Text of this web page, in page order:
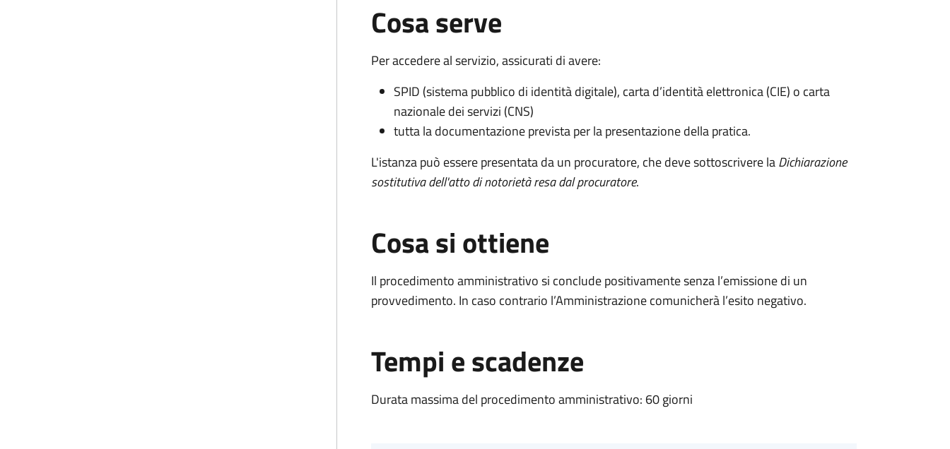
Cosa serve
Per accedere al servizio, assicurati di avere:
SPID (sistema pubblico di identità digitale), carta d’identità elettronica (CIE) o carta
nazionale dei servizi (CNS)
tutta la documentazione prevista per la presentazione della pratica.
L'istanza può essere presentata da un procuratore, che deve sottoscrivere laDichiarazione
sostitutiva dell'atto di notorietà resa dal procuratore.
Cosa si ottiene
Il procedimento amministrativo si conclude positivamente senza l’emissione di un
provvedimento. In caso contrario l’Amministrazione comunicherà l’esito negativo.
Tempi e scadenze
Durata massima del procedimento amministrativo: 60 giorni